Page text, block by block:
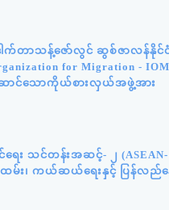
ါက်တာသန့်ဇော်လွင် ဆွစ်ဇာလန်နိုင်ငံ
for Migration -
းဆောင်သောကိုယ်စားလှယ်အဖွဲ့အား
ေး သင်တန်းအဆင့်- ၂ (ASEAN-
ထမ်း၊ ကယ်ဆယ်ရေးနှင့် ပြန်လည်န